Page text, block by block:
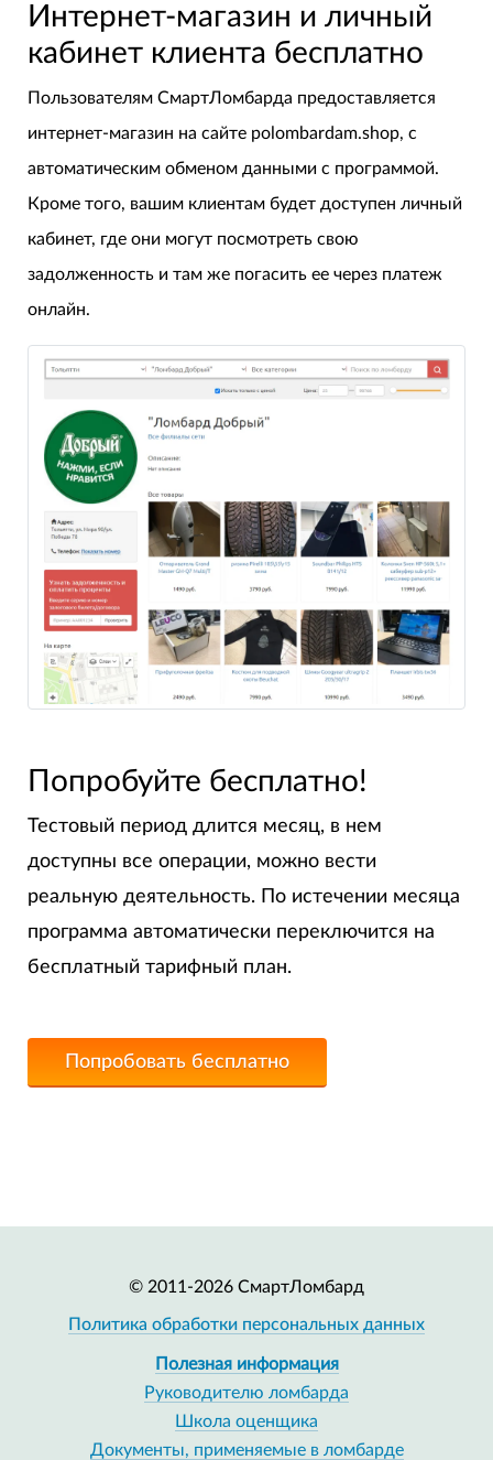
Интернет-магазин и личный
кабинет клиента бесплатно
Пользователям СмартЛомбарда предоставляется
интернет-магазин на сайте polombardam.shop, с
автоматическим обменом данными с программой.
Кроме того, вашим клиентам будет доступен личный
кабинет, где они могут посмотреть свою
задолженность и там же погасить ее через платеж
онлайн.
Попробуйте бесплатно!
Тестовый период длится месяц, в нем
доступны все операции, можно вести
реальную деятельность. По истечении месяца
программа автоматически переключится на
бесплатный тарифный план.
Попробовать бесплатно
© 2011-2026 СмартЛомбард
Политика обработки персональных данных
Полезная информация
Руководителю ломбарда
Школа оценщика
Документы, применяемые в ломбарде